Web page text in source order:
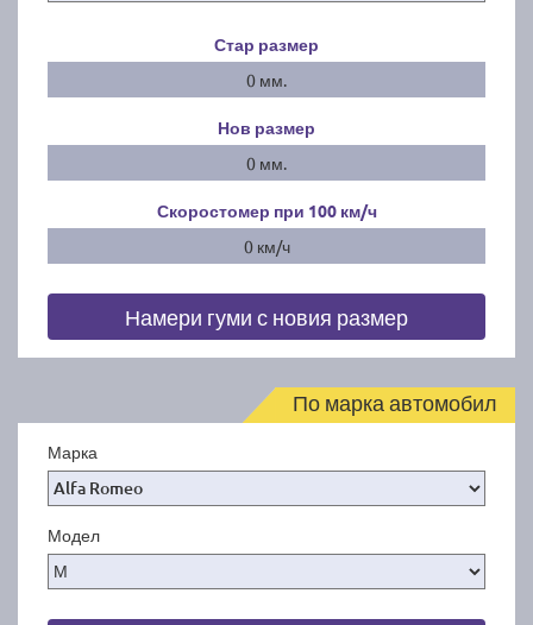
Стар размер
0 мм.
Нов размер
0 мм.
Скоростомер при 100 км/ч
0 км/ч
Намери гуми с новия размер
По марка автомобил
Марка
Модел